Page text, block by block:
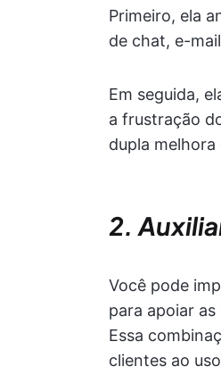
Primeiro, ela
de chat, e-
Em seguida,
a frustração
dupla
2.
Você pode
para apoiar
Essa
clientes ao